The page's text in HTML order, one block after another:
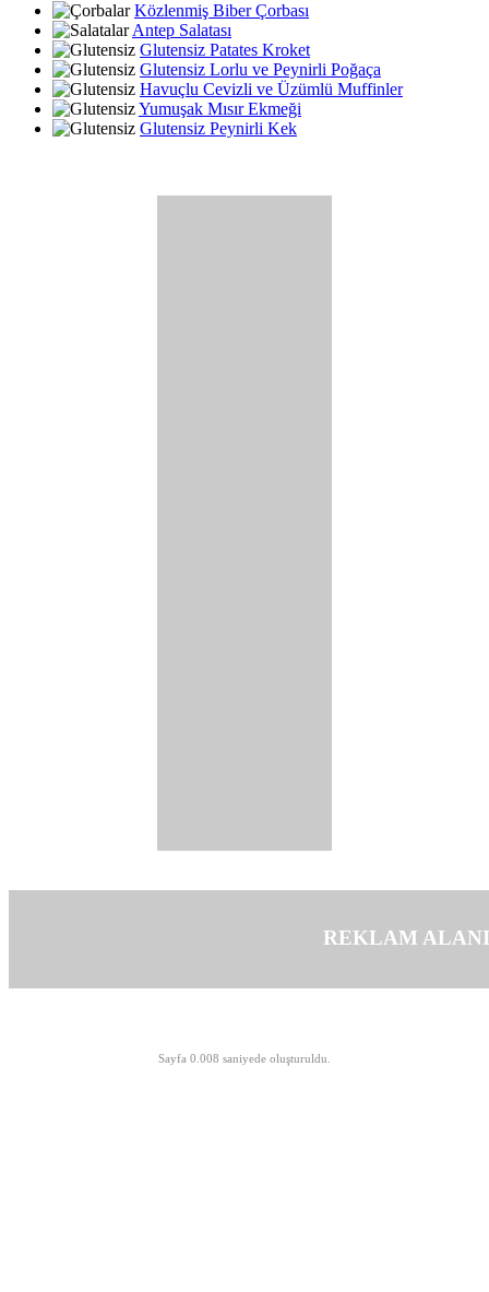
Közlenmiş Biber Çorbası
Antep Salatası
Glutensiz Patates Kroket
Glutensiz Lorlu ve Peynirli Poğaça
Havuçlu Cevizli ve Üzümlü Muffinler
Yumuşak Mısır Ekmeği
Glutensiz Peynirli Kek
REKLAM ALANI
Sayfa 0.008 saniyede oluşturuldu.